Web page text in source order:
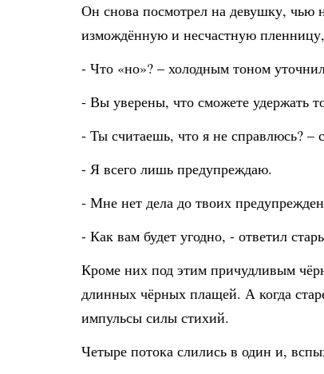
Он снова посмотрел на девушку, чью
измождённую и несчастную
- Что «но»? – холодным тоном
- Вы уверены, что сможете удержать
- Ты считаешь, что я не справлюсь?
- Я всего лишь предупреждаю.
- Мне нет дела до твоих
- Как вам будет угодно, - ответил
Кроме них под этим причудливым
длинных чёрных плащей. А когда
импульсы силы стихий.
Четыре потока слились в один и,